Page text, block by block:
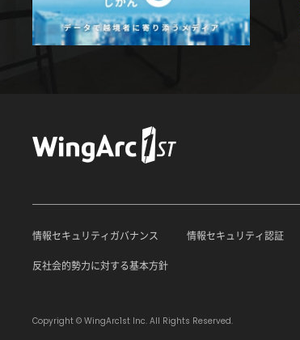
情報セキュリティガバナンス 情報セキュリティ認証
反社会的勢力に対する基本方針
Copyright © WingArc1st Inc. All Rights Reserved.